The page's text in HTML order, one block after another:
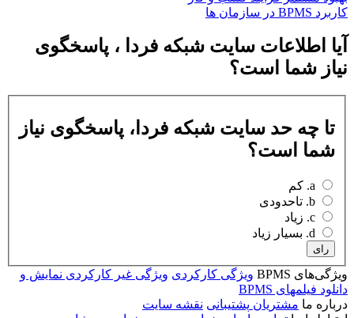
کاربرد BPMS در سازمان ها
آیا اطلاعات سایت شبکه فردا ، پاسخگوی
نیاز شما است؟
تا چه حد سایت شبکه فردا، پاسخگوی نیاز
شما است؟
رای
ویژگی‌های BPMS ویژگی کارکردی ویژگی غیر کارکردی نمایش و
دانلود فیلمهای BPMS
درباره ما مشتریان پشتیبانی نقشه سایت